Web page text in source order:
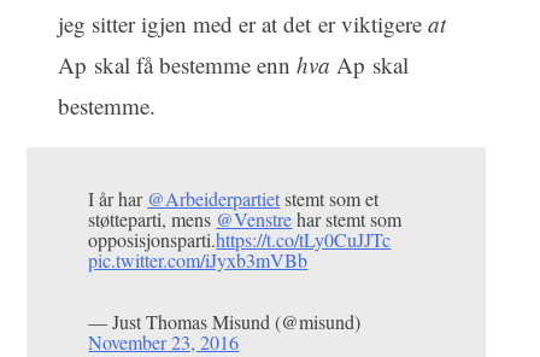
jeg sitter igjen med er at det er viktigere at
Ap skal få bestemme enn hva Ap skal
bestemme.
I år har @Arbeiderpartietstemt som et
støtteparti, mens @Venstrehar stemt som
opposisjonsparti.https://t.co/tLy0CuJJTc
pic.twitter.com/iJyxb3mVBb
— Just Thomas Misund (@misund)
November 23, 2016